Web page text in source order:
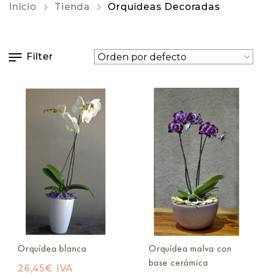
Inicio Tienda Orquídeas Decoradas
Filter
Orquídea blanca
26,45€ IVA
Orquídea malva con
base cerámica